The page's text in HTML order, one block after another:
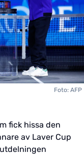
Foto: AFP
fick hissa den
av Laver Cup